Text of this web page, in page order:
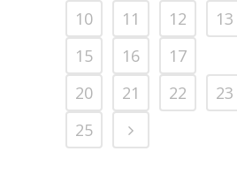
10
11 12 13
15
16 17
20
21 22 23
25